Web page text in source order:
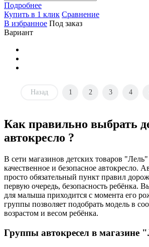
Подробнее
Купить в 1 клик Сравнение
В избранное Под заказ
Вариант
Назад 1 2 3 4
Как правильно выбрать
автокресло ?
В сети магазинов детских товаров
качественное и безопасное автокресло.
просто обязательный пункт правил
первую очередь, безопасность ребёнка.
для малыша приходится с момента его
группы позволяет подобрать модель в
возрастом и весом ребёнка.
Группы автокресел в магазине